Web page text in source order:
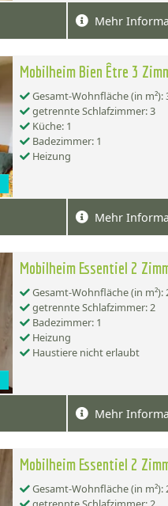
Mehr
Mobilheim Bien Être 3
Gesamt-Wohnfläche (in m²):
getrennte Schlafzimmer: 3
Küche: 1
Badezimmer: 1
Heizung
Mehr
Mobilheim Essentiel 2
Gesamt-Wohnfläche (in m²):
getrennte Schlafzimmer: 2
Badezimmer: 1
Heizung
Haustiere nicht erlaubt
Mehr
Mobilheim Essentiel 2
Gesamt-Wohnfläche (in m²):